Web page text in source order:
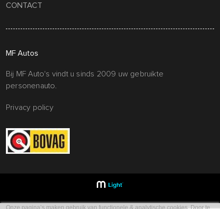
CONTACT
MF Autos
Bij MF Auto's vindt u sinds 2009 uw gebruikte
personenauto.
Privacy policy
Onze pagina’s maken gebruik van functionele & analytische cookies. Door te